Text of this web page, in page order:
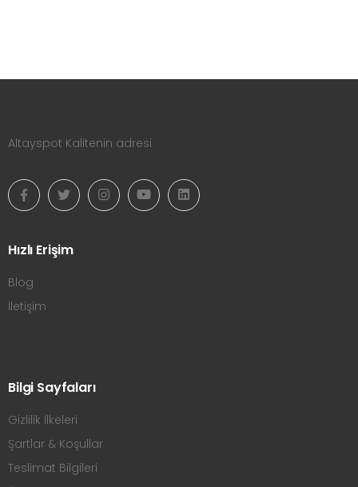
Altayspot Kalitenin adresi
Hızlı Erişim
Blog
İletişim
Bilgi Sayfaları
Gizlilik İlkeleri
Şartlar & Koşullar
Teslimat Bilgileri